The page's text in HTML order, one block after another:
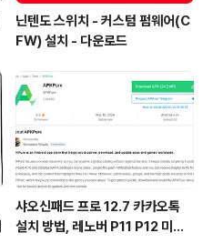
닌텐도 스위치 - 커스텀 펌웨어(C
FW) 설치 - 다운로드
샤오신패드 프로 12.7 카카오톡
설치 방법, 레노버 P11 P12 미패